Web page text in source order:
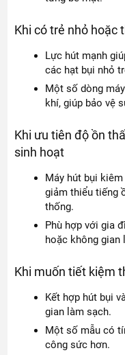
Khi có trẻ nhỏ hoặc
Lực hút mạnh
các hạt bụi nhỏ
Một số dòng
khí, giúp bảo vệ
Khi ưu tiên độ ồn
sinh hoạt
Máy hút bụi
giảm thiểu tiếng
thống.
Phù hợp với gia
hoặc không gian
Khi muốn tiết kiệm
Kết hợp hút bụi
gian làm sạch.
Một số mẫu có
công sức hơn.